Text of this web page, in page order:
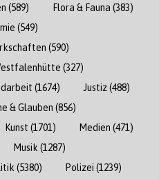
(589) Flora & Fauna (383)
(549)
(590)
(327)
(1674) Justiz(488)
& Glauben (856)
Kunst (1701) Medien (471)
Musik (1287)
(5380) Polizei (1239)